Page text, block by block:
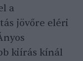
a
jövőre eléri
kiírás kínál